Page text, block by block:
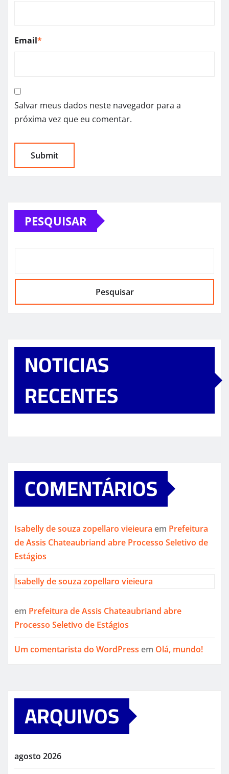
Email*
Salvar meus dados neste navegador para a
próxima vez que eu comentar.
PESQUISAR
Pesquisar
NOTICIAS
RECENTES
COMENTÁRIOS
Isabelly de souza zopellaro vieieura em Prefeitura
de Assis Chateaubriand abre Processo Seletivo de
Estágios
Isabelly de souza zopellaro vieieura
em Prefeitura de Assis Chateaubriand abre
Processo Seletivo de Estágios
Um comentarista do WordPress em Olá, mundo!
ARQUIVOS
agosto 2026